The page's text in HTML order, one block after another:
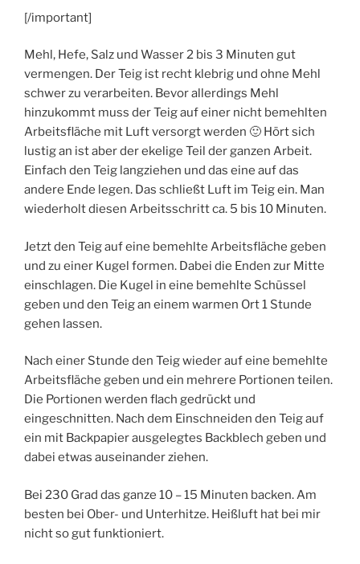
[/important]
Mehl, Hefe, Salz und Wasser 2 bis 3 Minuten gut
vermengen. Der Teig ist recht klebrig und ohne Mehl
schwer zu verarbeiten. Bevor allerdings Mehl
hinzukommt muss der Teig auf einer nicht bemehlten
Arbeitsfläche mit Luft versorgt werden 🙂 Hört sich
lustig an ist aber der ekelige Teil der ganzen Arbeit.
Einfach den Teig langziehen und das eine auf das
andere Ende legen. Das schließt Luft im Teig ein. Man
wiederholt diesen Arbeitsschritt ca. 5 bis 10 Minuten.
Jetzt den Teig auf eine bemehlte Arbeitsfläche geben
und zu einer Kugel formen. Dabei die Enden zur Mitte
einschlagen. Die Kugel in eine bemehlte Schüssel
geben und den Teig an einem warmen Ort 1 Stunde
gehen lassen.
Nach einer Stunde den Teig wieder auf eine bemehlte
Arbeitsfläche geben und ein mehrere Portionen teilen.
Die Portionen werden flach gedrückt und
eingeschnitten. Nach dem Einschneiden den Teig auf
ein mit Backpapier ausgelegtes Backblech geben und
dabei etwas auseinander ziehen.
Bei 230 Grad das ganze 10 – 15 Minuten backen. Am
besten bei Ober- und Unterhitze. Heißluft hat bei mir
nicht so gut funktioniert.